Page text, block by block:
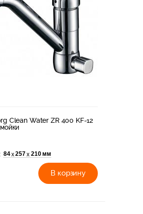
Clean Water ZR 400 KF-12
84х 257х 210 мм
В корзину